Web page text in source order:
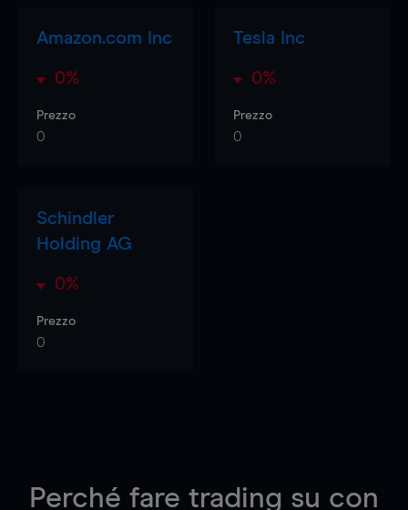
Amazon.com Inc
0%
Prezzo
0
Tesla Inc
0%
Prezzo
0
Schindler
Holding AG
0%
Prezzo
0
Perché fare trading su con